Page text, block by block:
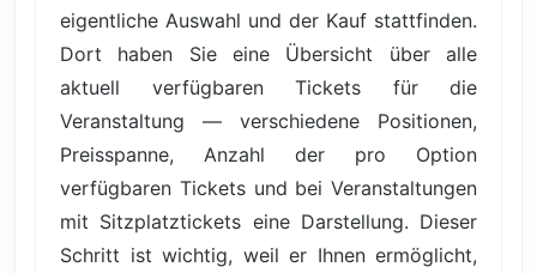
eigentliche Auswahl und der Kauf stattfinden.
Dort haben Sie eine Übersicht über alle
aktuell verfügbaren Tickets für die
Veranstaltung — verschiedene Positionen,
Preisspanne, Anzahl der pro Option
verfügbaren Tickets und bei Veranstaltungen
mit Sitzplatztickets eine Darstellung. Dieser
Schritt ist wichtig, weil er Ihnen ermöglicht,